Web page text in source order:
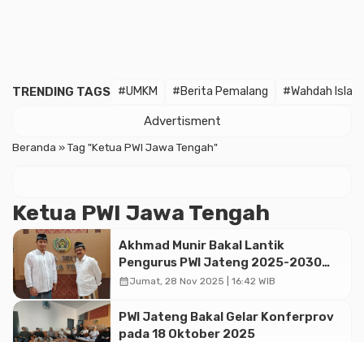
TRENDING TAGS #UMKM #Berita Pemalang #Wahdah
Advertisment
Beranda »Tag "Ketua PWI Jawa Tengah"
Ketua PWI Jawa Tengah
Akhmad Munir Bakal Lantik
Pengurus PWI Jateng 2025-2030
pada 2 Desember 2025
calendar_monthJumat, 28 Nov 2025 | 16:42 WIB
PWI Jateng Bakal Gelar Konferprov
pada 18 Oktober 2025